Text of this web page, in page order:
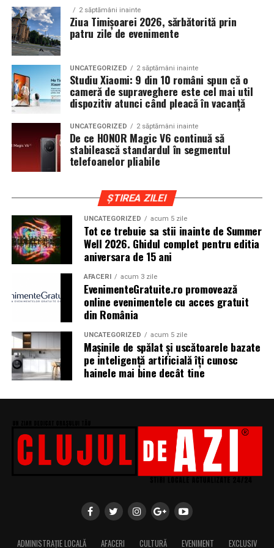
un loc unde cultura pop, estetica contemporana si
muzica se intalnesc firesc.
In luna august, Domeniul Stirbey Voda devine din nou
locul in care soundtrack-ul verii se asculta, dar mai ales
se traieste.
Programul complet si detaliile logistice sunt disponibile
pe site-ul oficialwww.summerwell.ro si pe pagina de
Instagram a festivalului @summerwellfest.
Summer Well 2026
este un festival Orange, sustinut de
festivalului: glo™, ING, Peroni Nastro Azzurro, Ursus,
Bacardi, Martini, Hendrick’s Gin, Jack Daniel’s, Mega
Image, Pepsi, Fashion Days, alpro, Transalpina, vitamin
aqua, Lay’s, e-on, FABIZ, Bucharest Business School,
biciclop, syoss, Persil, Sensodyne, InterContinental
Athénée Palace, alka, Secom.
Abonamentele pot fi achizitionate de pe summerwell.ro,
la pretul de 513 lei + taxe. De asemenea, sunt disponibile
si bilete de o zi la pretul de 351 lei + taxe pentru vineri si
sambata, iar pentru duminica costul biletului este de
426 lei + taxe.
2 săptămâni inainte
Ziua Timișoarei 2026, sărbătorită prin
patru zile de evenimente
UNCATEGORIZED 2 săptămâni inainte
Studiu Xiaomi: 9 din 10 români spun că o
cameră de supraveghere este cel mai util
dispozitiv atunci când pleacă în vacanță
UNCATEGORIZED 2 săptămâni inainte
De ce HONOR Magic V6 continuă să
stabilească standardul în segmentul
telefoanelor pliabile
ȘTIREA ZILEI
UNCATEGORIZED acum 5 zile
Tot ce trebuie sa stii inainte de Summer
Well 2026. Ghidul complet pentru editia
aniversara de 15 ani
AFACERI acum 3 zile
EvenimenteGratuite.ro promovează
online evenimentele cu acces gratuit
din România
UNCATEGORIZED acum 5 zile
Mașinile de spălat și uscătoarele bazate
pe inteligență artificială îți cunosc
hainele mai bine decât tine
ADMINISTRAȚIE LOCALĂ AFACERI CULTURĂ EVENIMENT EXCLUSIV